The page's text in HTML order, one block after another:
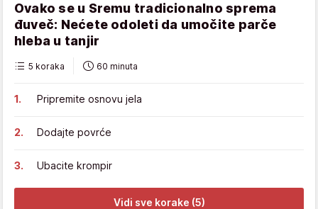
Ovako se u Sremu tradicionalno sprema
đuveč: Nećete odoleti da umočite parče
hleba u tanjir
5 koraka 60 minuta
Pripremite osnovu jela
Dodajte povrće
Ubacite krompir
Vidi sve korake (5)